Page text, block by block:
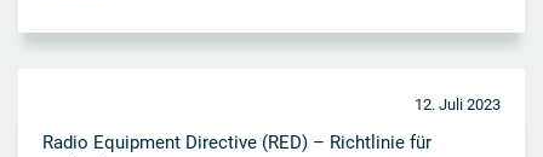
12. Juli 2023
Radio Equipment Directive (RED) – Richtlinie für